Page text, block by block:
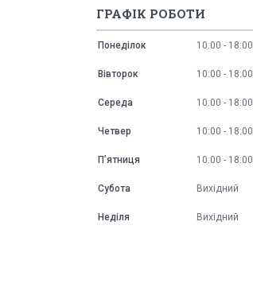
ГРАФІК РОБОТИ
Понеділок 10:00 18:00
Вівторок 10:00 18:00
Середа 10:00 18:00
Четвер 10:00 18:00
Пʼятниця 10:00 18:00
Субота Вихідний
Неділя Вихідний